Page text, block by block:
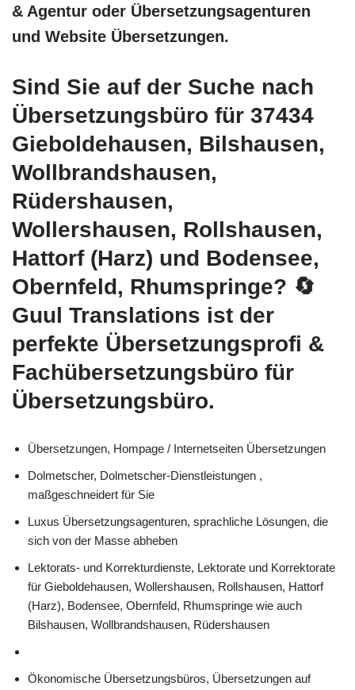
& Agentur oder Übersetzungsagenturen
und Website Übersetzungen.
Sind Sie auf der Suche nach
Übersetzungsbüro für 37434
Gieboldehausen, Bilshausen,
Wollbrandshausen,
Rüdershausen,
Wollershausen, Rollshausen,
Hattorf (Harz) und Bodensee,
Obernfeld, Rhumspringe? 🔄
Guul Translations ist der
perfekte Übersetzungsprofi &
Fachübersetzungsbüro für
Übersetzungsbüro.
Übersetzungen, Hompage / Internetseiten Übersetzungen
Dolmetscher, Dolmetscher-Dienstleistungen ,
maßgeschneidert für Sie
Luxus Übersetzungsagenturen, sprachliche Lösungen, die
sich von der Masse abheben
Lektorats- und Korrekturdienste, Lektorate und Korrektorate
für Gieboldehausen, Wollershausen, Rollshausen, Hattorf
(Harz), Bodensee, Obernfeld, Rhumspringe wie auch
Bilshausen, Wollbrandshausen, Rüdershausen
Ökonomische Übersetzungsbüros, Übersetzungen auf